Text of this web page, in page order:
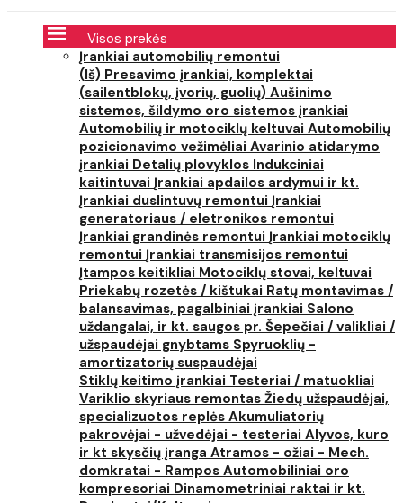
Visos prekės
Įrankiai automobilių remontui
(Iš) Presavimo įrankiai, komplektai
(sailentblokų, įvorių, guolių) Aušinimo
sistemos, šildymo oro sistemos įrankiai
Automobilių ir motociklų keltuvai Automobilių
pozicionavimo vežimėliai Avarinio atidarymo
įrankiai Detalių plovyklos Indukciniai
kaitintuvai Įrankiai apdailos ardymui ir kt.
Įrankiai duslintuvų remontui Įrankiai
generatoriaus / eletronikos remontui
Įrankiai grandinės remontui Įrankiai motociklų
remontui Įrankiai transmisijos remontui
Įtampos keitikliai Motociklų stovai, keltuvai
Priekabų rozetės / kištukai Ratų montavimas /
balansavimas, pagalbiniai įrankiai Salono
uždangalai, ir kt. saugos pr. Šepečiai / valikliai /
užspaudėjai gnybtams Spyruoklių -
amortizatorių suspaudėjai
Stiklų keitimo įrankiai Testeriai / matuokliai
Variklio skyriaus remontas Žiedų užspaudėjai,
specializuotos replės Akumuliatorių
pakrovėjai - užvedėjai - testeriai Alyvos, kuro
ir kt skysčių įranga Atramos - ožiai - Mech.
domkratai - Rampos Automobiliniai oro
kompresoriai Dinamometriniai raktai ir kt.